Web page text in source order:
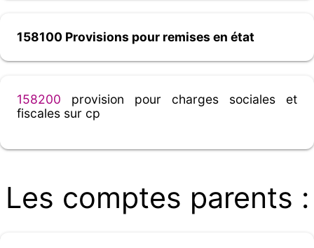
158100 Provisions pour remises en état
158200 provision pour charges sociales et
fiscales sur cp
Les comptes parents :